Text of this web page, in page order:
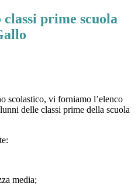
prime scuola
scolastico, vi forniamo l’elenco
delle classi prime della scuola
media;